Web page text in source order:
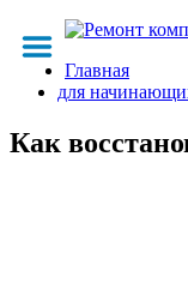
Главная
для
Как